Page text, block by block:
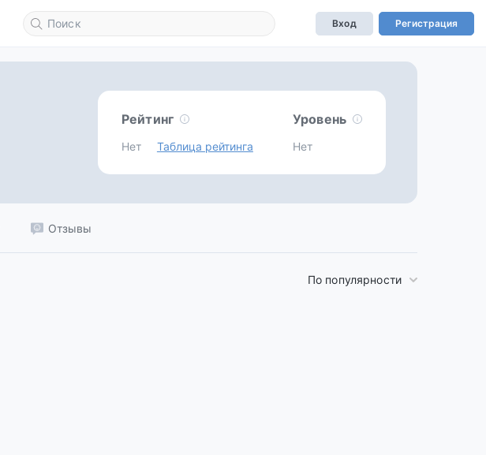
Вход Регистрация
Рейтинг
Нет Таблица рейтинга
Уровень
Нет
Отзывы
По популярности